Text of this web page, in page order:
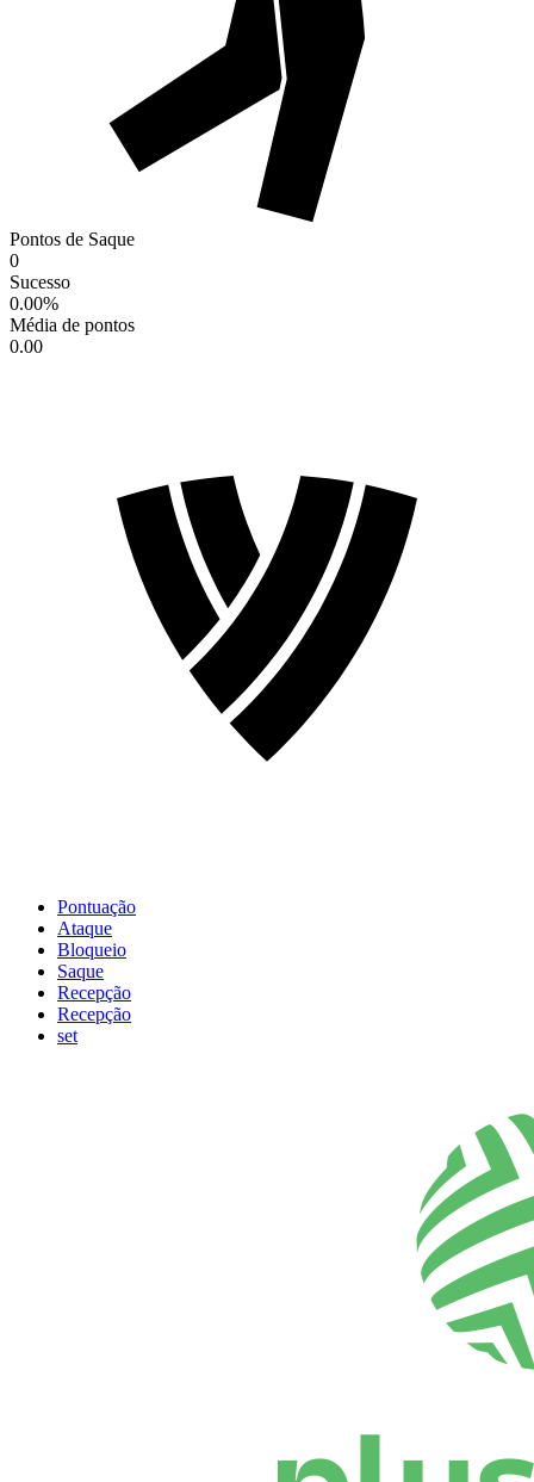
Pontos de Saque
0
Sucesso
0.00%
Média de pontos
0.00
Pontuação
Ataque
Bloqueio
Saque
Recepção
Recepção
set